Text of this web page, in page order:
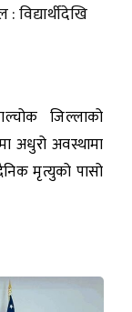
जिल्लाको
अधुरो अवस्थामा
मृत्युको पासो